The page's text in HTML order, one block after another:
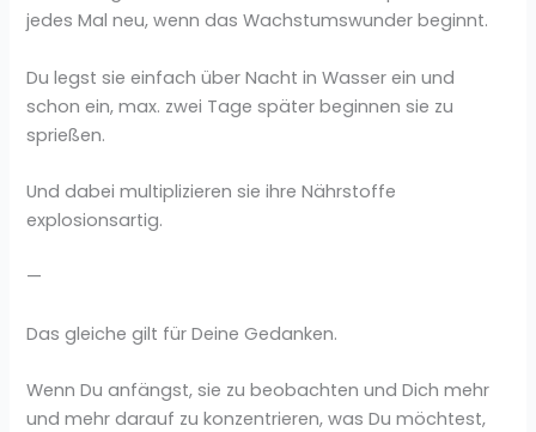
jedes Mal neu, wenn das Wachstumswunder beginnt.
Du legst sie einfach über Nacht in Wasser ein und
schon ein, max. zwei Tage später beginnen sie zu
sprießen.
Und dabei multiplizieren sie ihre Nährstoffe
explosionsartig.
—
Das gleiche gilt für Deine Gedanken.
Wenn Du anfängst, sie zu beobachten und Dich mehr
und mehr darauf zu konzentrieren, was Du möchtest,